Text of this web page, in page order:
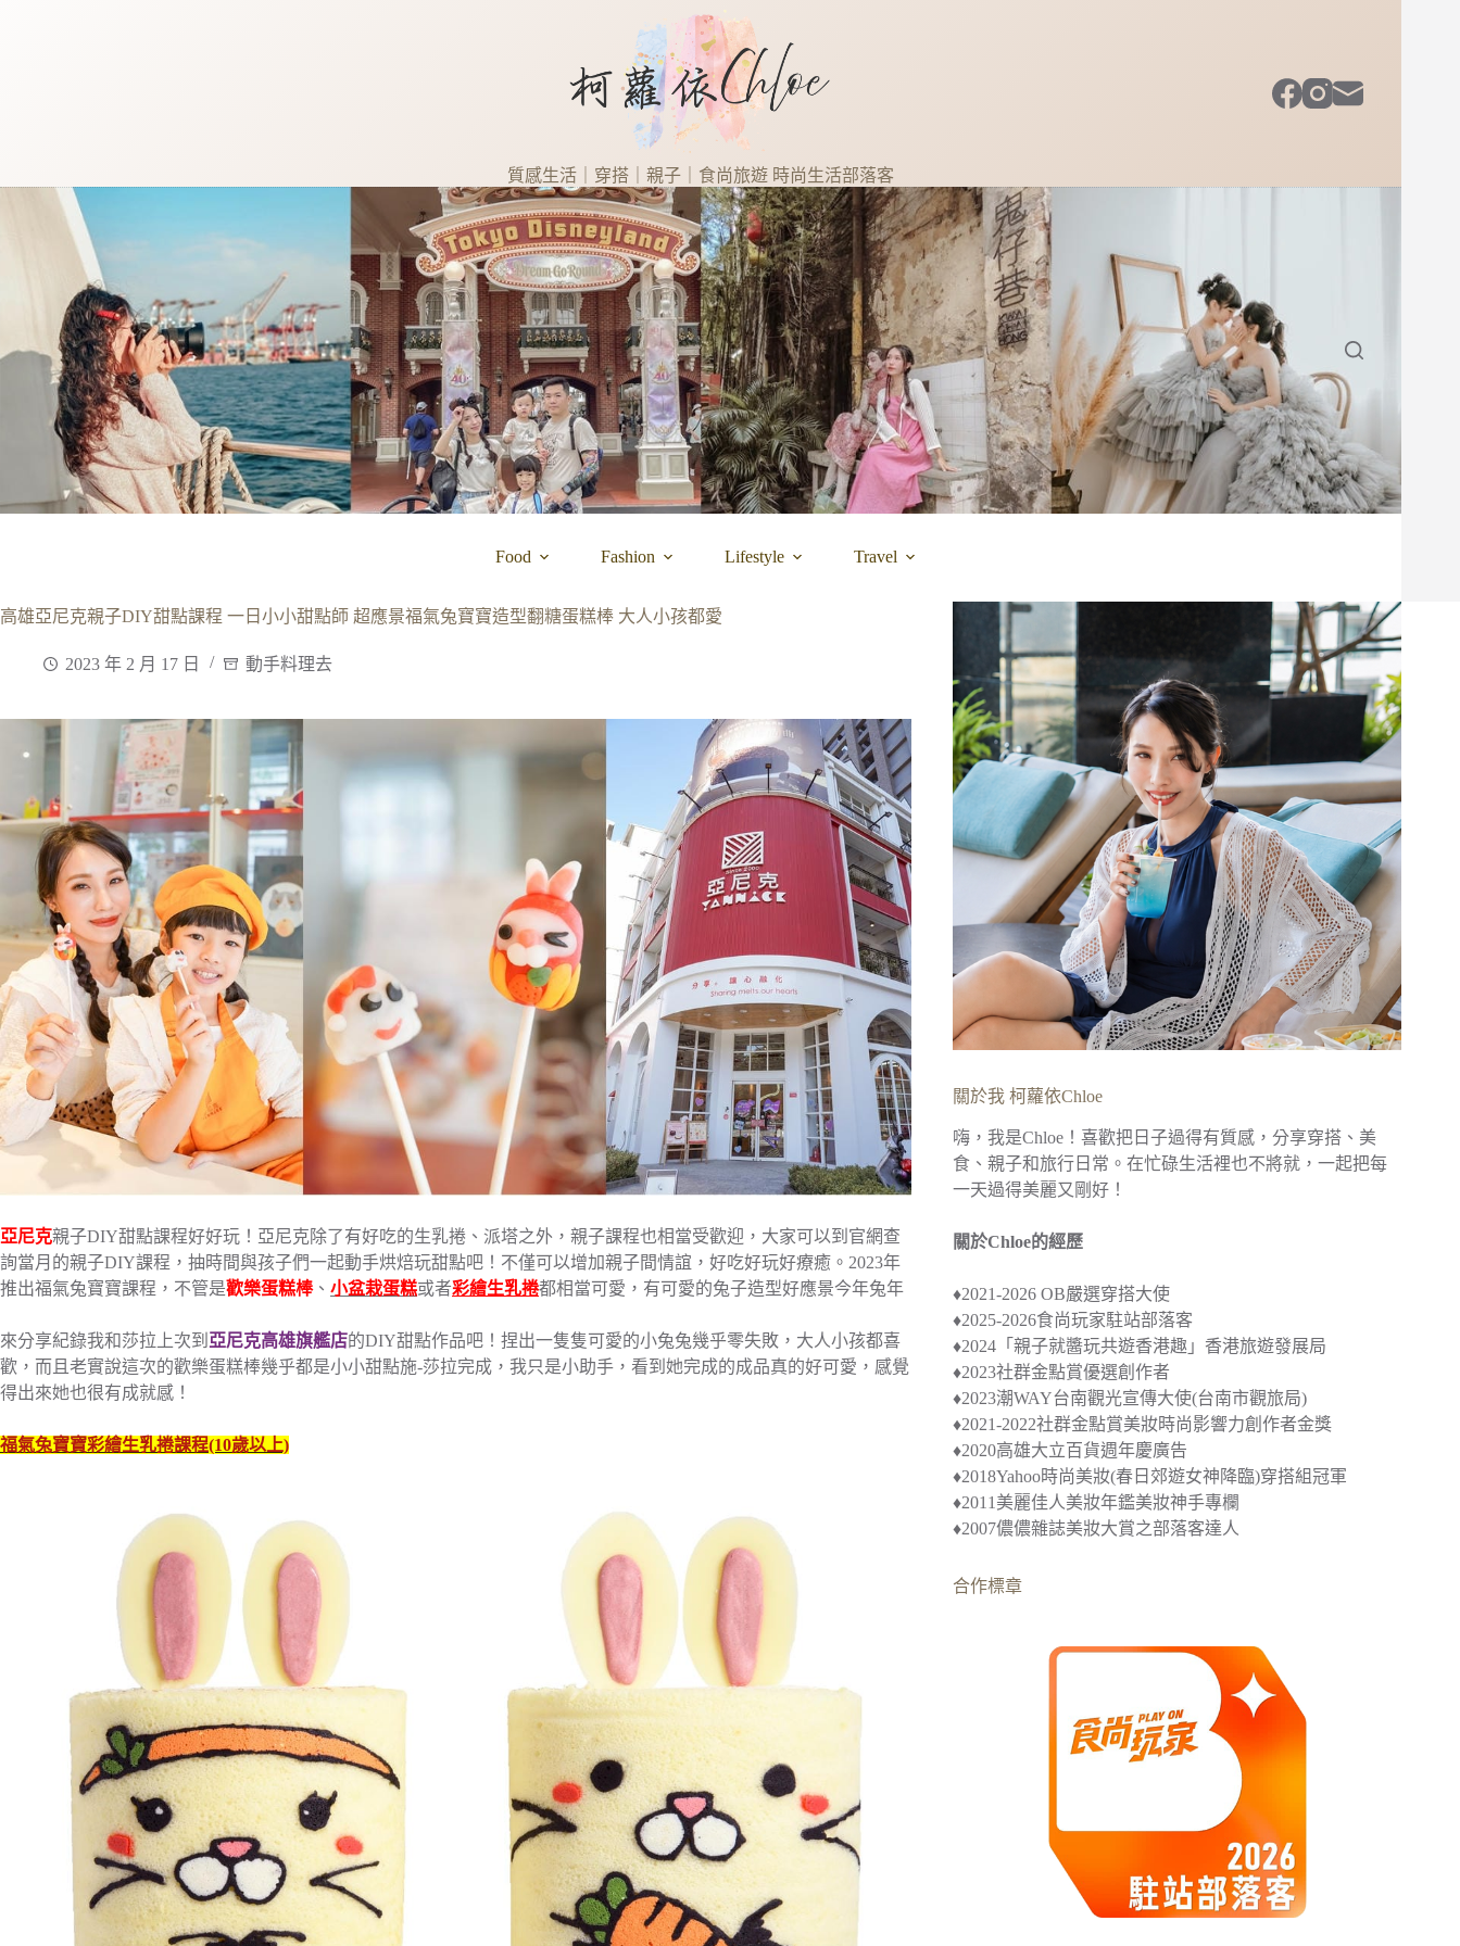
質感生活｜穿搭｜親子｜食尚旅遊 時尚生活部落客
Food Fashion Lifestyle Travel
高雄亞尼克親子DIY甜點課程 一日小小甜點師 超應景福氣兔寶寶造型翻糖蛋糕棒 大人小孩都愛
2023 年 2 月 17 日 動手料理去
亞尼克親子DIY甜點課程好好玩！亞尼克除了有好吃的生乳捲、派塔之外，親子課程也相當受歡迎，大家可以到官網查
詢當月的親子DIY課程，抽時間與孩子們一起動手烘焙玩甜點吧！不僅可以增加親子間情誼，好吃好玩好療癒。2023年
推出福氣兔寶寶課程，不管是歡樂蛋糕棒、 小盆栽蛋糕或者彩繪生乳捲都相當可愛，有可愛的兔子造型好應景今年兔年
來分享紀錄我和莎拉上次到 亞尼克高雄旗艦店的DIY甜點作品吧！捏出一隻隻可愛的小兔兔幾乎零失敗，大人小孩都喜
歡，而且老實說這次的歡樂蛋糕棒幾乎都是小小甜點施-莎拉完成，我只是小助手，看到她完成的成品真的好可愛，感覺
得出來她也很有成就感！
福氣兔寶寶彩繪生乳捲課程(10歲以上)
關於我 柯蘿依Chloe
嗨，我是Chloe！喜歡把日子過得有質感，分享穿搭、美
食、親子和旅行日常。在忙碌生活裡也不將就，一起把每
一天過得美麗又剛好！
關於Chloe的經歷
♦︎2021-2026 OB嚴選穿搭大使
♦︎2025-2026食尚玩家駐站部落客
♦︎2024 「親子就醬玩共遊香港趣」 香港旅遊發展局
♦︎2023社群金點賞優選創作者
♦︎2023潮WAY台南觀光宣傳大使(台南市觀旅局)
♦︎2021-2022社群金點賞美妝時尚影響力創作者金獎
♦︎2020高雄大立百貨週年慶廣告
♦︎2018Yahoo時尚美妝(春日郊遊女神降臨)穿搭組冠軍
♦︎2011美麗佳人美妝年鑑美妝神手專欄
♦︎2007儂儂雜誌美妝大賞之部落客達人
合作標章